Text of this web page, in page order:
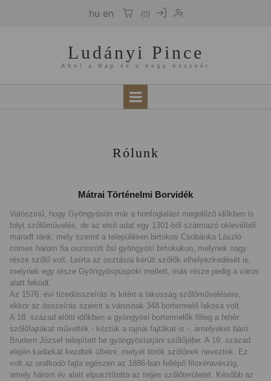
hu en (0)
Ludányi Pince
Ahol a Nap és a hegy összeér
Rólunk
Mátrai Történelmi Borvidék
Valószínű, hogy Gyöngyösön már a honfoglalást megelőző időkben is
folyt szőlőművelés, de az első adat egy 1301-ből származó oklevélből
maradt ránk, mely szerint a településen birtokos Csobánka László
comes három fia osztozott ősi gyöngyösi birtokukon, melynek nagy
része szőlő volt. Leírta az osztásra került szőlők elhelyezkedését is,
melynek egy része Gyöngyöspüspöki mellett, más része pedig a város
alatt feküdt.
Az 1576. évi tizedösszeírás is kitért a lakosság szőlőművelésére,
ekkor az összeírás szerint a városnak 348 bortermelő lakosa volt.
A 18. század előtti időkben a gyöngyösi bortermelők főleg a fehér
szőlőfajtákat művelték - köztük a rajnai fajtákat is -, amelyeket báró
Brudern József telepített be gyöngyöstarjáni szőlőjébe. A 19. század
elején kadarkát kezdtek ültetni, melyet török szőlőnek neveztek. Ez
volt az uralkodó fajta egészen az 1886-ban fellépő filoxéravészig,
amely három év alatt elpusztította az teljes szőlőterületet. Később az